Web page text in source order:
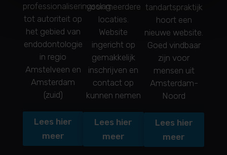
professionaliseringsslag
tot autoriteit op
het gebied van
endodontologie
in regio
Amstelveen en
Amsterdam
(zuid)
Lees hier
meer
voor meerdere
locaties.
Website
ingericht op
gemakkelijk
inschrijven en
contact op
kunnen nemen
Lees hier
meer
tandartspraktijk
hoort een
nieuwe website.
Goed vindbaar
zijn voor
mensen uit
Amsterdam-
Noord
Lees hier
meer